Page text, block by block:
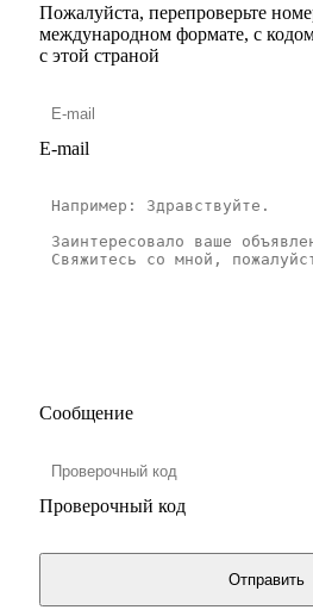
Пожалуйста, перепроверьте
международном формате, с
с этой страной
E-mail
Сообщение
Проверочный код